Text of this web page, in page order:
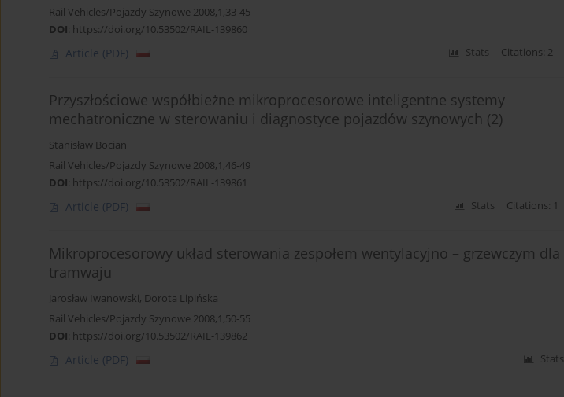
Rail Vehicles/Pojazdy Szynowe 2008,1,33-45
DOI: https://doi.org/10.53502/RAIL-139860
Article (PDF) Stats Citations: 2
Przyszłościowe współbieżne mikroprocesorowe inteligentne systemy
mechatroniczne w sterowaniu i diagnostyce pojazdów szynowych (2)
Stanisław Bocian
Rail Vehicles/Pojazdy Szynowe 2008,1,46-49
DOI: https://doi.org/10.53502/RAIL-139861
Article (PDF) Stats Citations: 1
Mikroprocesorowy układ sterowania zespołem wentylacyjno – grzewczym dla
tramwaju
Jarosław Iwanowski, Dorota Lipińska
Rail Vehicles/Pojazdy Szynowe 2008,1,50-55
DOI: https://doi.org/10.53502/RAIL-139862
Article (PDF) Stats